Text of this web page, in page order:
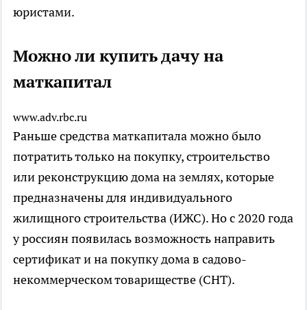
юристами.
Можно ли купить дачу на
маткапитал
www.adv.rbc.ru
Раньше средства маткапитала можно было
потратить только на покупку, строительство
или реконструкцию дома на землях, которые
предназначены для индивидуального
жилищного строительства (ИЖС). Но с 2020 года
у россиян появилась возможность направить
сертификат и на покупку дома в садово-
некоммерческом товариществе (СНТ).